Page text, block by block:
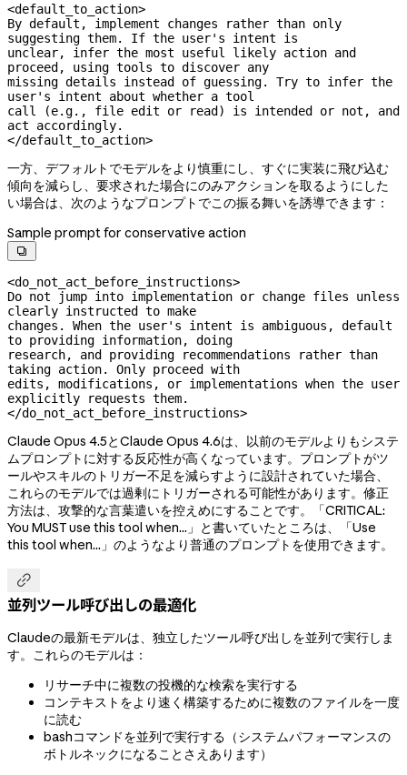
<default_to_action>
By default, implement changes rather than only
suggesting them. If the user's intent is
unclear, infer the most useful likely action and
proceed, using tools to discover any
missing details instead of guessing. Try to infer the
user's intent about whether a tool
call (e.g., file edit or read) is intended or not, and
act accordingly.
</default_to_action>
一方、デフォルトでモデルをより慎重にし、すぐに実装に飛び込む
傾向を減らし、要求された場合にのみアクションを取るようにした
い場合は、次のようなプロンプトでこの振る舞いを誘導できます：
Sample prompt for conservative action

<do_not_act_before_instructions>
Do not jump into implementation or change files unless
clearly instructed to make
changes. When the user's intent is ambiguous, default
to providing information, doing
research, and providing recommendations rather than
taking action. Only proceed with
edits, modifications, or implementations when the user
explicitly requests them.
</do_not_act_before_instructions>
Claude Opus 4.5とClaude Opus 4.6は、以前のモデルよりもシステ
ムプロンプトに対する反応性が高くなっています。プロンプトがツ
ールやスキルのトリガー不足を減らすように設計されていた場合、
これらのモデルでは過剰にトリガーされる可能性があります。修正
方法は、攻撃的な言葉遣いを控えめにすることです。「CRITICAL:
You MUST use this tool when...」と書いていたところは、「Use
this tool when...」のようなより普通のプロンプトを使用できます。

並列ツール呼び出しの最適化
Claudeの最新モデルは、独立したツール呼び出しを並列で実行しま
す。これらのモデルは：
リサーチ中に複数の投機的な検索を実行する
コンテキストをより速く構築するために複数のファイルを一度
に読む
bashコマンドを並列で実行する（システムパフォーマンスの
ボトルネックになることさえあります）